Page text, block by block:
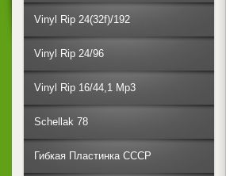
Vinyl Rip 24(32f)/192
Vinyl Rip 24/96
Vinyl Rip 16/44,1 Mp3
Schellak 78
Гибкая Пластинка СССР